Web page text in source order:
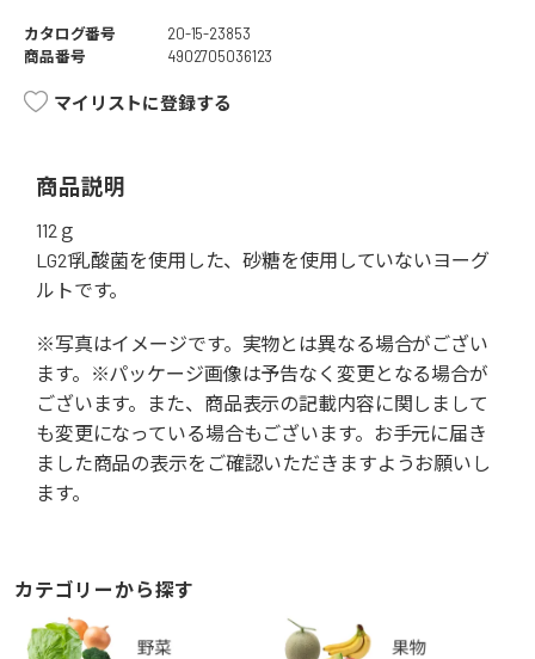
カタログ番号
20-15-23853
商品番号
4902705036123
マイリストに登録する
商品説明
112ｇ
LG21乳酸菌を使用した、砂糖を使用していないヨーグ
ルトです。
※写真はイメージです。実物とは異なる場合がござい
ます。※パッケージ画像は予告なく変更となる場合が
ございます。また、商品表示の記載内容に関しまして
も変更になっている場合もございます。お手元に届き
ました商品の表示をご確認いただきますようお願いし
ます。
カテゴリーから探す